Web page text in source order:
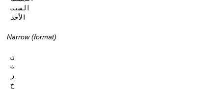
السبت
الأحد
Narrow (format)
ن
ث
ر
خ